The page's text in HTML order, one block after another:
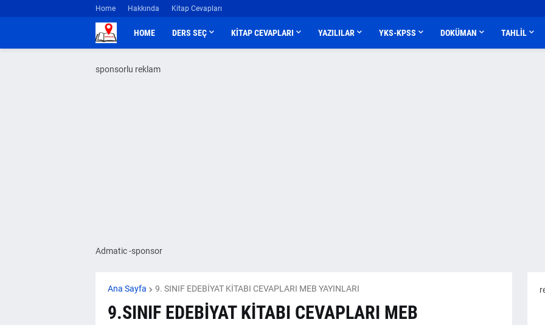
Home Hakkında Kitap Cevapları
HOME DERS SEÇ KİTAP CEVAPLARI YAZILILAR YKS-KPSS DOKÜMAN TAHLİL
sponsorlu reklam
Admatic -sponsor
Ana Sayfa 9. SINIF EDEBİYAT KİTABI CEVAPLARI MEB YAYINLARI
9.SINIF EDEBİYAT KİTABI CEVAPLARI MEB